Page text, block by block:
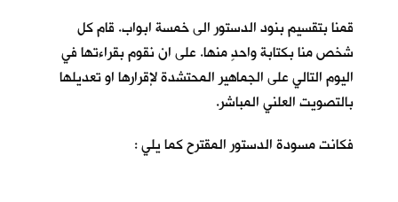
قمنا بتقسيم بنود الدستور الى خمسة ابواب. قام كل
شخص منا بكتابة واحدٍ منها. على ان نقوم بقراءتها في
اليوم التالي على الجماهير المحتشدة لإقرارها او تعديلها
بالتصويت العلني المباشر.
فكانت مسودة الدستور المقترح كما يلي :